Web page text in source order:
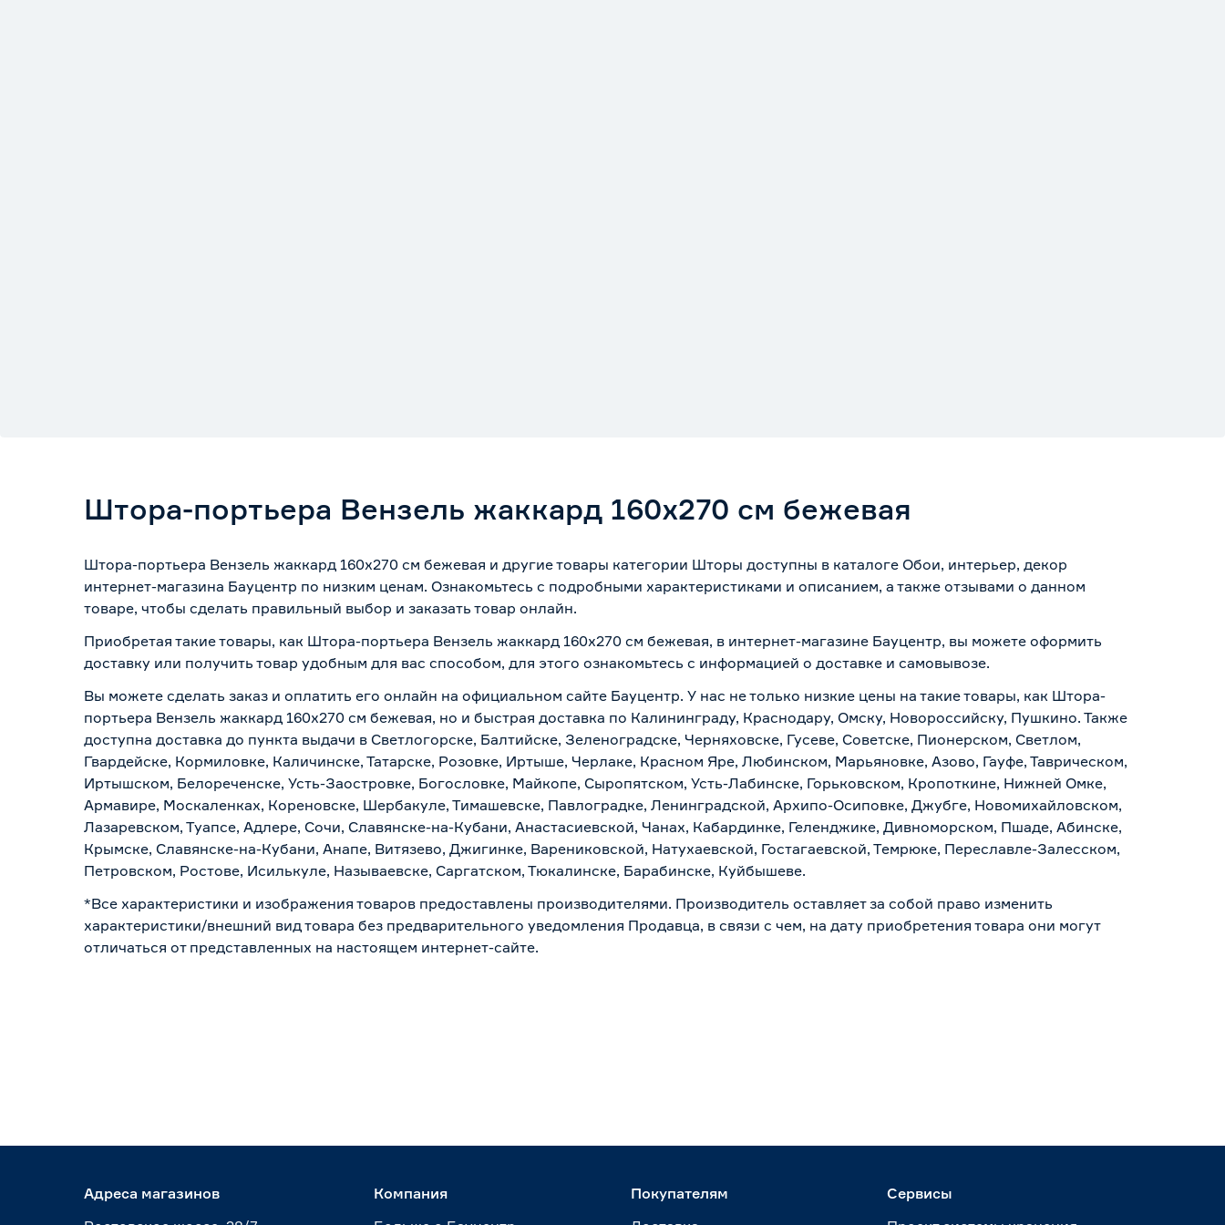
Штора-портьера Вензель жаккард 160х270 см бежевая
Штора-портьера Вензель жаккард 160х270 см бежевая и другие товары категории Шторы доступны в каталоге Обои, интерьер, декор
интернет-магазина Бауцентр по низким ценам. Ознакомьтесь с подробными характеристиками и описанием, а также отзывами о данном
товаре, чтобы сделать правильный выбор и заказать товар онлайн.
Приобретая такие товары, как Штора-портьера Вензель жаккард 160х270 см бежевая, в интернет-магазине Бауцентр, вы можете оформить
доставку или получить товар удобным для вас способом, для этого ознакомьтесь с информацией о доставке и самовывозе.
Вы можете сделать заказ и оплатить его онлайн на официальном сайте Бауцентр. У нас не только низкие цены на такие товары, как Штора-
портьера Вензель жаккард 160х270 см бежевая, но и быстрая доставка по Калининграду, Краснодару, Омску, Новороссийску, Пушкино. Также
доступна доставка до пункта выдачи в Светлогорске, Балтийске, Зеленоградске, Черняховске, Гусеве, Советске, Пионерском, Светлом,
Гвардейске, Кормиловке, Каличинске, Татарске, Розовке, Иртыше, Черлаке, Красном Яре, Любинском, Марьяновке, Азово, Гауфе, Таврическом,
Иртышском, Белореченске, Усть-Заостровке, Богословке, Майкопе, Сыропятском, Усть-Лабинске, Горьковском, Кропоткине, Нижней Омке,
Армавире, Москаленках, Кореновске, Шербакуле, Тимашевске, Павлоградке, Ленинградской, Архипо-Осиповке, Джубге, Новомихайловском,
Лазаревском, Туапсе, Адлере, Сочи, Славянске-на-Кубани, Анастасиевской, Чанах, Кабардинке, Геленджике, Дивноморском, Пшаде, Абинске,
Крымске, Славянске-на-Кубани, Анапе, Витязево, Джигинке, Варениковской, Натухаевской, Гостагаевской, Темрюке, Переславле-Залесском,
Петровском, Ростове, Исилькуле, Называевске, Саргатском, Тюкалинске, Барабинске, Куйбышеве.
*Все характеристики и изображения товаров предоставлены производителями. Производитель оставляет за собой право изменить
характеристики/внешний вид товара без предварительного уведомления Продавца, в связи с чем, на дату приобретения товара они могут
отличаться от представленных на настоящем интернет-сайте.
Адреса магазинов
Компания
Покупателям
Сервисы